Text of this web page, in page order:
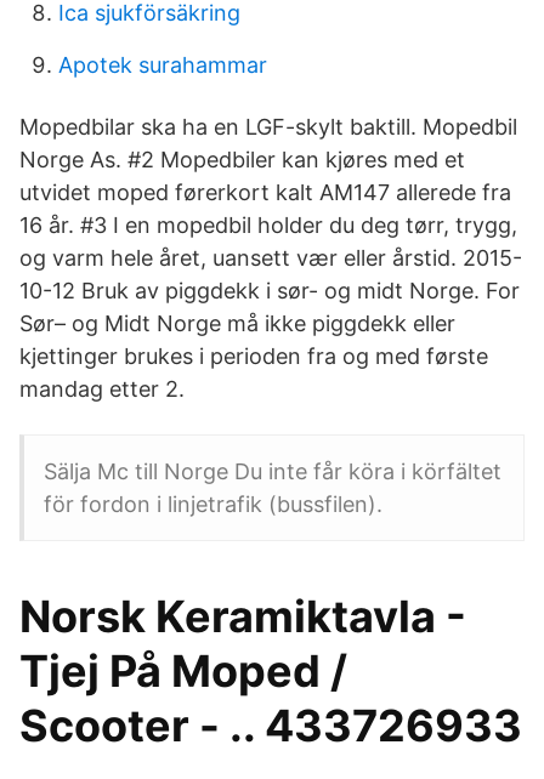
Ica sjukförsäkring
Apotek surahammar
Mopedbilar ska ha en LGF-skylt baktill. Mopedbil
Norge As. #2 Mopedbiler kan kjøres med et
utvidet moped førerkort kalt AM147 allerede fra
16 år. #3 I en mopedbil holder du deg tørr, trygg,
og varm hele året, uansett vær eller årstid. 2015-
10-12 Bruk av piggdekk i sør- og midt Norge. For
Sør– og Midt Norge må ikke piggdekk eller
kjettinger brukes i perioden fra og med første
mandag etter 2.
Sälja Mc till Norge Du inte får köra i körfältet
för fordon i linjetrafik (bussfilen).
Norsk Keramiktavla -
Tjej På Moped /
Scooter - .. 433726933